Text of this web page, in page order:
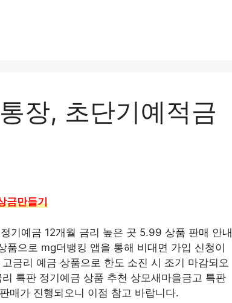
장, 초단기예적금
금만들기
기예금 12개월 금리 높은 곳 5.99 상품 판매 안내
품으로 mg더뱅킹 앱을 통해 비대면 가입 신청이
금리 예금 상품으로 한도 소진 시 조기 마감되오
특판 정기예금 상품 추천 상모새마을금고 특판
매가 진행되오니 이점 참고 바랍니다.